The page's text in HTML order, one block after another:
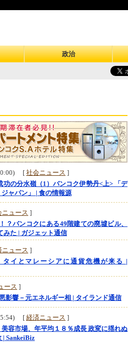
政治
[社会ニュース ]
功の分水嶺（1）バンコク伊勢丹<上> 「デ
ャパン」 | 食の情報源
ニュース ]
？バンコクにある49階建ての廃墟ビル、
みた | ガジェット通信
ニュース ]
イとマレーシアに通貨危機が来る |
ース ]
影響－元エネルギー相 | タイランド通信
[経済ニュース ]
容市場、年平均１８％成長 政変に揺れぬ
| SankeiBiz